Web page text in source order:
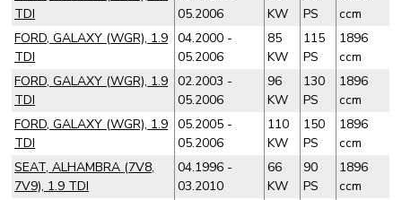
TDI
05.2006
KW
PS
ccm
FORD, GALAXY (WGR), 1.9
TDI
04.2000 -
05.2006
85
KW
115
PS
1896
ccm
FORD, GALAXY (WGR), 1.9
TDI
02.2003 -
05.2006
96
KW
130
PS
1896
ccm
FORD, GALAXY (WGR), 1.9
TDI
05.2005 -
05.2006
110
KW
150
PS
1896
ccm
SEAT, ALHAMBRA (7V8,
7V9), 1.9 TDI
04.1996 -
03.2010
66
KW
90
PS
1896
ccm